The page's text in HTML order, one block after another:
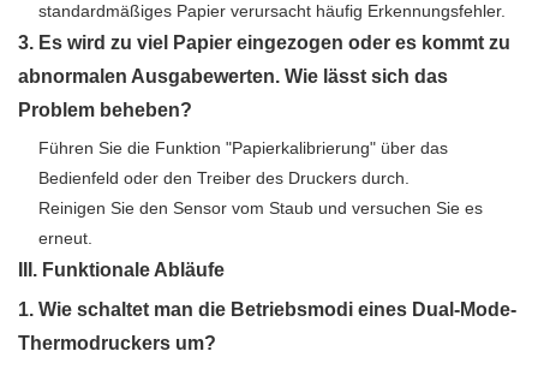
standardmäßiges Papier verursacht häufig Erkennungsfehler.
3. Es wird zu viel Papier eingezogen oder es kommt zu
abnormalen Ausgabewerten. Wie lässt sich das
Problem beheben?
Führen Sie die Funktion "Papierkalibrierung" über das
Bedienfeld oder den Treiber des Druckers durch.
Reinigen Sie den Sensor vom Staub und versuchen Sie es
erneut.
III. Funktionale Abläufe
1. Wie schaltet man die Betriebsmodi eines Dual-Mode-
Thermodruckers um?